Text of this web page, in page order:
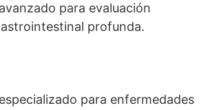
para evaluación
profunda.
para enfermedades